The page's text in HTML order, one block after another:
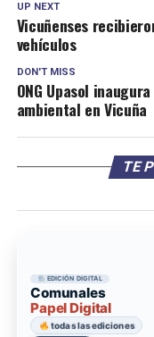
UP NEXT
Vicuñenses
vehículos
DON'T MISS
ONG Upasol
ambiental en Vicuña
TE
EDICIÓN DIGITAL
Comunales
Papel Digital
todas las ediciones